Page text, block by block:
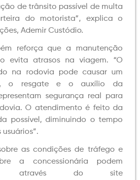
de trânsito passível de multa
do motorista”, explica o
Ademir Custódio.
reforça que a manutenção
evita atrasos na viagem. “O
na rodovia pode causar um
o resgate e o auxílio da
segurança real para
O atendimento é feito da
possível, diminuindo o tempo
as condições de tráfego e
a concessionária podem
através do site